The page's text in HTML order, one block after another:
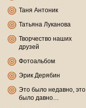
Таня Антоник
Татьяна Луканова
Творчество наших
друзей
Фотоальбом
Эрик Дерябин
Это было недавно, это
было давно…